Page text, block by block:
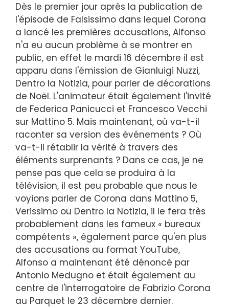
Dès le premier jour après la publication de
l'épisode de Falsissimo dans lequel Corona
a lancé les premières accusations, Alfonso
n'a eu aucun problème à se montrer en
public, en effet le mardi 16 décembre il est
apparu dans l'émission de Gianluigi Nuzzi,
Dentro la Notizia, pour parler de décorations
de Noël. L'animateur était également l'invité
de Federica Panicucci et Francesco Vecchi
sur Mattino 5. Mais maintenant, où va-t-il
raconter sa version des événements ? Où
va-t-il rétablir la vérité à travers des
éléments surprenants ? Dans ce cas, je ne
pense pas que cela se produira à la
télévision, il est peu probable que nous le
voyions parler de Corona dans Mattino 5,
Verissimo ou Dentro la Notizia, il le fera très
probablement dans les fameux « bureaux
compétents », également parce qu'en plus
des accusations au format YouTube,
Alfonso a maintenant été dénoncé par
Antonio Medugno et était également au
centre de l'interrogatoire de Fabrizio Corona
au Parquet le 23 décembre dernier.